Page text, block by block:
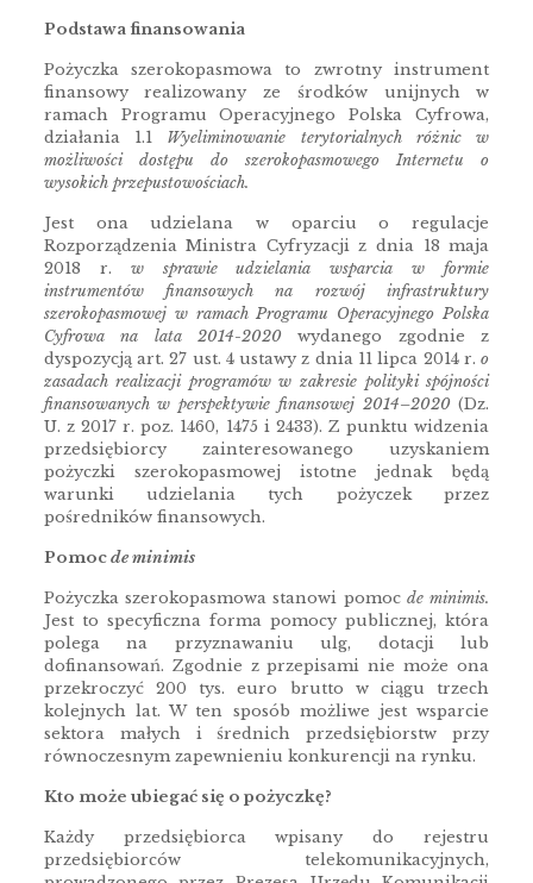
Podstawa finansowania
Pożyczka szerokopasmowa to zwrotny instrument
finansowy realizowany ze środków unijnych w
ramach Programu Operacyjnego Polska Cyfrowa,
działania 1.1 Wyeliminowanie terytorialnych różnic w
możliwości dostępu do szerokopasmowego Internetu o
wysokich przepustowościach.
Jest ona udzielana w oparciu o regulacje
Rozporządzenia Ministra Cyfryzacji z dnia 18 maja
2018 r. w sprawie udzielania wsparcia w formie
instrumentów finansowych na rozwój infrastruktury
szerokopasmowej w ramach Programu Operacyjnego Polska
Cyfrowa na lata 2014-2020 wydanego zgodnie z
dyspozycją art. 27 ust. 4 ustawy z dnia 11 lipca 2014 r.o
zasadach realizacji programów w zakresie polityki spójności
finansowanych w perspektywie finansowej 2014–2020 (Dz.
U. z 2017 r. poz. 1460, 1475 i 2433). Z punktu widzenia
przedsiębiorcy zainteresowanego uzyskaniem
pożyczki szerokopasmowej istotne jednak będą
warunki udzielania tych pożyczek przez
pośredników finansowych.
Pomocde minimis
Pożyczka szerokopasmowa stanowi pomoc de minimis.
Jest to specyficzna forma pomocy publicznej, która
polega na przyznawaniu ulg, dotacji lub
dofinansowań. Zgodnie z przepisami nie może ona
przekroczyć 200 tys. euro brutto w ciągu trzech
kolejnych lat. W ten sposób możliwe jest wsparcie
sektora małych i średnich przedsiębiorstw przy
równoczesnym zapewnieniu konkurencji na rynku.
Kto może ubiegać się o pożyczkę?
Każdy przedsiębiorca wpisany do rejestru
przedsiębiorców telekomunikacyjnych,